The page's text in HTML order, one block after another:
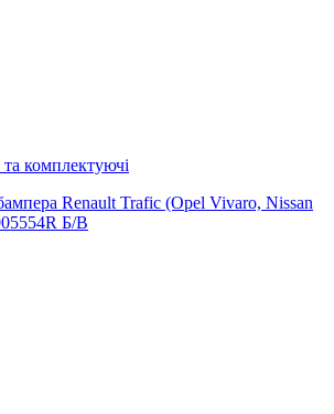
комплектуючі
Renault Trafic (Opel Vivaro, Nissan
Б/В